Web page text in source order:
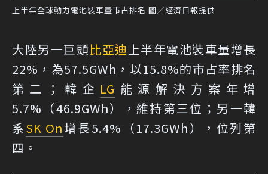
上半年全球動力電池裝車量市占排名 圖／經濟日報提供
大陸另一巨頭比亞迪 上半年電池裝車量增長
22%，為57.5GWh，以15.8%的市占率排名
第二；韓企 LG 能源解決方案年增
5.7%（46.9GWh），維持第三位；另一韓
系SK On增長5.4%（17.3GWh），位列第
四。